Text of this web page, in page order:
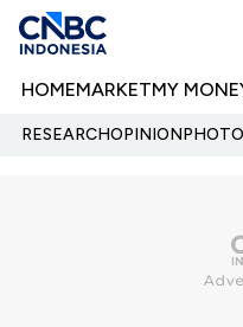
HOMEMARKETMY
RESEARCHOPINIONPHOTO